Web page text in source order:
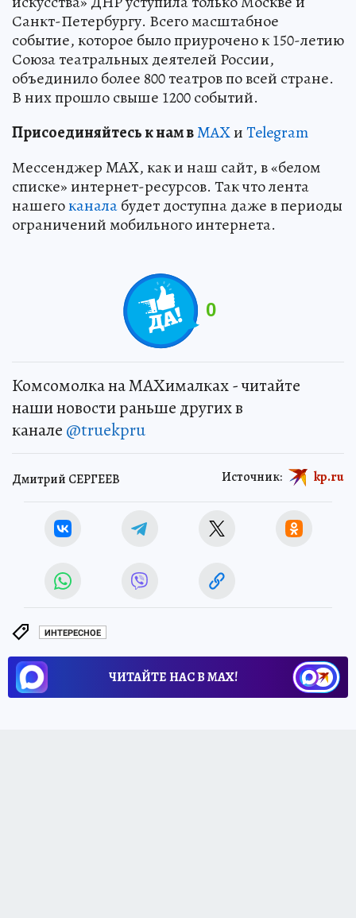
Санкт-Петербургу. Всего масштабное
событие, которое было приурочено к 150-летию
Союза театральных деятелей России,
объединило более 800 театров по всей стране.
В них прошло свыше 1200 событий.
Присоединяйтесь к нам вMAXиTelegram
Мессенджер MAX, как и наш сайт, в «белом
списке» интернет-ресурсов. Так что лента
нашегоканалабудет доступна даже в периоды
ограничений мобильного интернета.
0
Комсомолка на MAXималках - читайте
наши новости раньше других в
канале @truekpru
Дмитрий СЕРГЕЕВ Источник: kp.ru
ИНТЕРЕСНОЕ
ЧИТАЙТЕ НАС В МАХ!